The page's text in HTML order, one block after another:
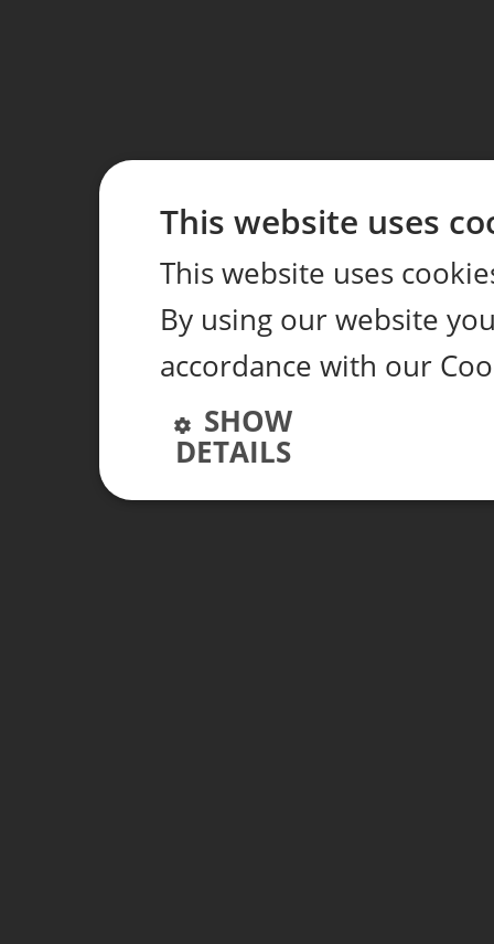
This website uses
This website uses
By using our website
accordance with our
SHOW
DETAILS